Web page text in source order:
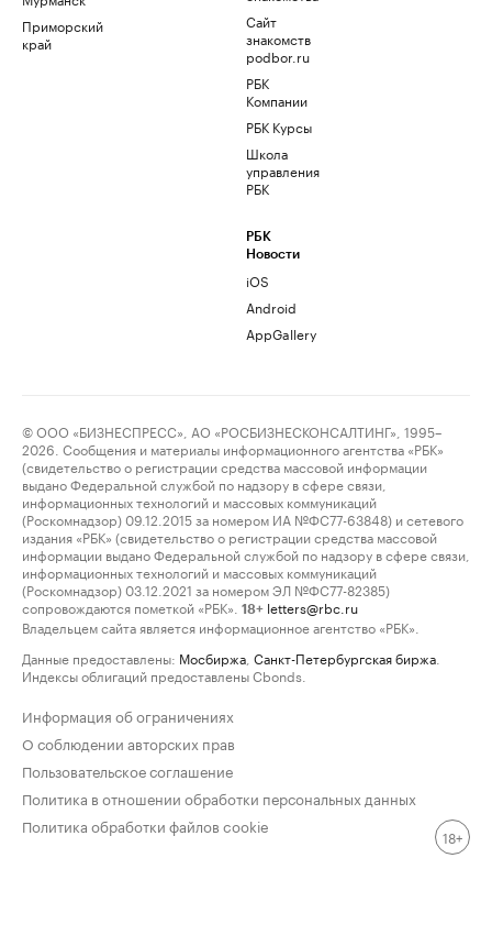
Приморский
край
Сайт
знакомств
podbor.ru
РБК
Компании
РБК Курсы
Школа
управления
РБК
РБК
Новости
iOS
Android
AppGallery
© ООО «БИЗНЕСПРЕСС», АО «РОСБИЗНЕСКОНСАЛТИНГ», 1995–
2026. Сообщения и материалы информационного агентства «РБК»
(свидетельство о регистрации средства массовой информации
выдано Федеральной службой по надзору в сфере связи,
информационных технологий и массовых коммуникаций
(Роскомнадзор) 09.12.2015 за номером ИА №ФС77-63848) и сетевого
издания «РБК» (свидетельство о регистрации средства массовой
информации выдано Федеральной службой по надзору в сфере связи,
информационных технологий и массовых коммуникаций
(Роскомнадзор) 03.12.2021 за номером ЭЛ №ФС77-82385)
сопровождаются пометкой «РБК».
18+ letters@rbc.ru
Владельцем сайта является информационное агентство «РБК».
Данные предоставлены: Мосбиржа Санкт-Петербургская биржа
Индексы облигаций предоставлены Cbonds.
Информация об ограничениях
О соблюдении авторских прав
Пользовательское соглашение
Политика в отношении обработки персональных данных
Политика обработки файлов cookie
18+